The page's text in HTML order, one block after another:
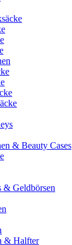
& Beauty Cases
& Geldbörsen
& Halfter